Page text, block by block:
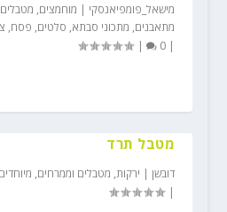
מישאל_פומפיאנסקי | מוחמצים,
מתאבנים, מתכוני סבתא, סלטים, פסח,
|
0
|
מטבל תרד
דובשן| ירקות, מטבלים וממרחים, מיוחדים
|